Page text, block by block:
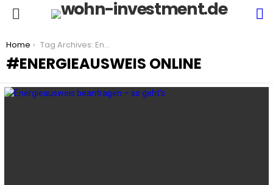
You are here:
Home Tag Archives: Energieausweis online
ENERGIEAUSWEIS ONLINE